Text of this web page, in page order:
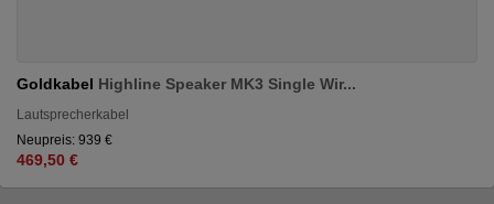
Goldkabel Highline Speaker MK3 Single Wir...
Lautsprecherkabel
Neupreis: 939 €
469,50 €